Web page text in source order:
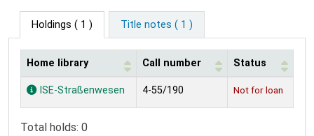
Holdings ( 1 ) Title notes ( 1 )
Holdings
Home library Call number Status
ISE-Straßenwesen 4-55/190 Not for loan
Total holds: 0